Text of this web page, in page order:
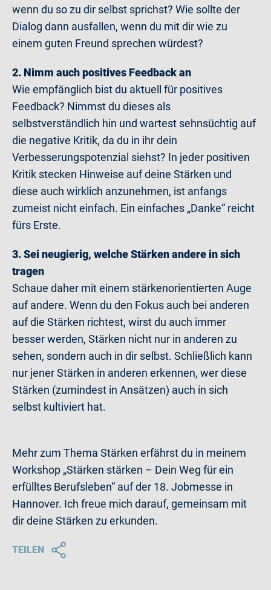
wenn du so zu dir selbst sprichst? Wie sollte der
Dialog dann ausfallen, wenn du mit dir wie zu
einem guten Freund sprechen würdest?
2. Nimm auch positives Feedback an
Wie empfänglich bist du aktuell für positives
Feedback? Nimmst du dieses als
selbstverständlich hin und wartest sehnsüchtig auf
die negative Kritik, da du in ihr dein
Verbesserungspotenzial siehst? In jeder positiven
Kritik stecken Hinweise auf deine Stärken und
diese auch wirklich anzunehmen, ist anfangs
zumeist nicht einfach. Ein einfaches „Danke“ reicht
fürs Erste.
3. Sei neugierig, welche Stärken andere in sich
tragen
Schaue daher mit einem stärkenorientierten Auge
auf andere. Wenn du den Fokus auch bei anderen
auf die Stärken richtest, wirst du auch immer
besser werden, Stärken nicht nur in anderen zu
sehen, sondern auch in dir selbst. Schließlich kann
nur jener Stärken in anderen erkennen, wer diese
Stärken (zumindest in Ansätzen) auch in sich
selbst kultiviert hat.
Mehr zum Thema Stärken erfährst du in meinem
Workshop „Stärken stärken – Dein Weg für ein
erfülltes Berufsleben“ auf der 18. Jobmesse in
Hannover. Ich freue mich darauf, gemeinsam mit
dir deine Stärken zu erkunden.
TEILEN